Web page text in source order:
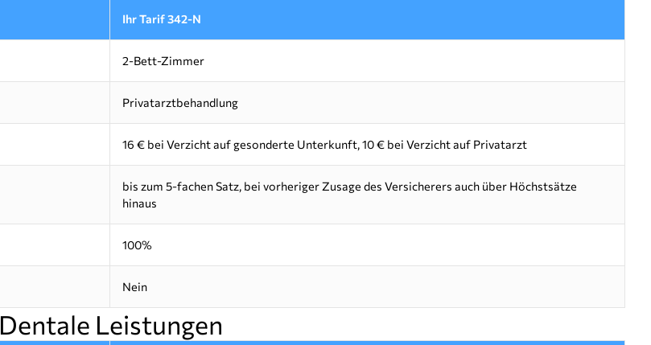
Ihr Tarif 342-N
2-Bett-Zimmer
Privatarztbehandlung
16 € bei Verzicht auf gesonderte Unterkunft, 10 € bei Verzicht auf Privatarzt
bis zum 5-fachen Satz, bei vorheriger Zusage des Versicherers auch über Höchstsätze
hinaus
100%
Nein
Dentale Leistungen